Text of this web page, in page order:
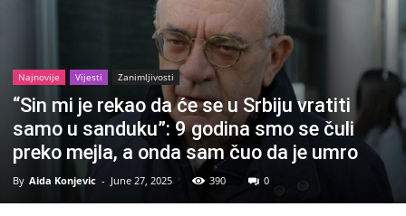
Najnovije Vijesti Zanimljivosti
“Sin mi je rekao da će se u Srbiju vratiti
samo u sanduku”: 9 godina smo se čuli
preko mejla, a onda sam čuo da je umro
By Aida Konjevic - June 27, 2025 390 0